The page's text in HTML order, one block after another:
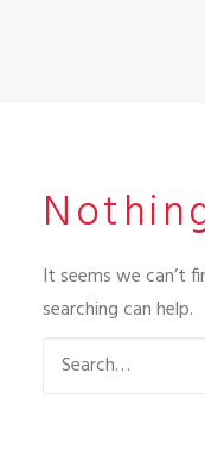
It seems we can’t
searching can help.